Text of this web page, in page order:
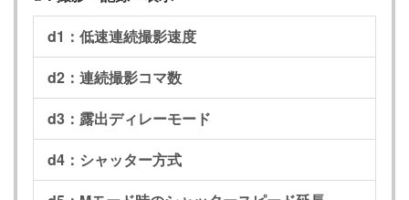
d1：低速連続撮影速度
d2：連続撮影コマ数
d3：露出ディレーモード
d4：シャッター方式